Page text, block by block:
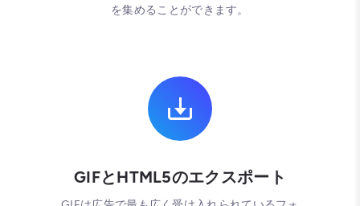
を集めることができます。
GIFとHTML5のエクスポート